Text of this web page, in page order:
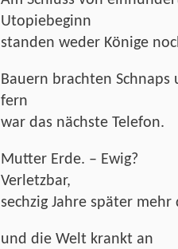
Utopiebeginn
standen weder Könige
Bauern brachten Schnaps
fern
war das nächste Telefon.
Mutter Erde. – Ewig?
Verletzbar,
sechzig Jahre später mehr
und die Welt krankt an